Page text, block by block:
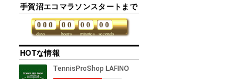
手賀沼エコマラソンスタートまで
days
0 0 0
hours
0 0
minutes
0 0
seconds
0 0
HOTな情報